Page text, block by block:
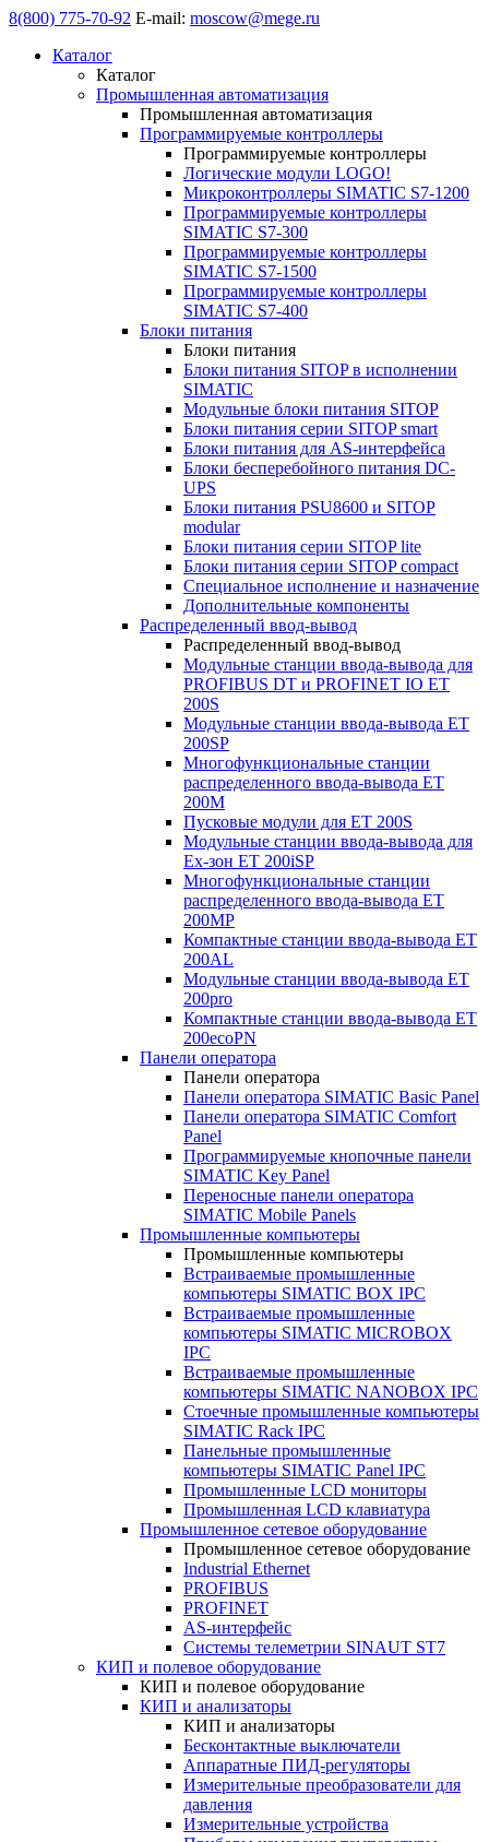
8(800) 775-70-92 E-mail: moscow@mege.ru
Каталог
Каталог
Промышленная автоматизация
Промышленная автоматизация
Программируемые контроллеры
Программируемые контроллеры
Логические модули LOGO!
Микроконтроллеры SIMATIC S7-1200
Программируемые контроллеры
SIMATIC S7-300
Программируемые контроллеры
SIMATIC S7-1500
Программируемые контроллеры
SIMATIC S7-400
Блоки питания
Блоки питания
Блоки питания SITOP в исполнении
SIMATIC
Модульные блоки питания SITOP
Блоки питания серии SITOP smart
Блоки питания для AS-интерфейса
Блоки бесперебойного питания DC-
UPS
Блоки питания PSU8600 и SITOP
modular
Блоки питания серии SITOP lite
Блоки питания серии SITOP compact
Специальное исполнение и назначение
Дополнительные компоненты
Распределенный ввод-вывод
Распределенный ввод-вывод
Модульные станции ввода-вывода для
PROFIBUS DT и PROFINET IO ET
200S
Модульные станции ввода-вывода ET
200SP
Многофункциональные станции
распределенного ввода-вывода ET
200M
Пусковые модули для ET 200S
Модульные станции ввода-вывода для
Ex-зон ET 200iSP
Многофункциональные станции
распределенного ввода-вывода ET
200MP
Компактные станции ввода-вывода ET
200AL
Модульные станции ввода-вывода ET
200pro
Компактные станции ввода-вывода ET
200ecoPN
Панели оператора
Панели оператора
Панели оператора SIMATIC Basic Panel
Панели оператора SIMATIC Comfort
Panel
Программируемые кнопочные панели
SIMATIC Key Panel
Переносные панели оператора
SIMATIC Mobile Panels
Промышленные компьютеры
Промышленные компьютеры
Встраиваемые промышленные
компьютеры SIMATIC BOX IPC
Встраиваемые промышленные
компьютеры SIMATIC MICROBOX
IPC
Встраиваемые промышленные
компьютеры SIMATIC NANOBOX IPC
Стоечные промышленные компьютеры
SIMATIC Rack IPC
Панельные промышленные
компьютеры SIMATIC Panel IPC
Промышленные LCD мониторы
Промышленная LCD клавиатура
Промышленное сетевое оборудование
Промышленное сетевое оборудование
Industrial Ethernet
PROFIBUS
PROFINET
AS-интерфейс
Системы телеметрии SINAUT ST7
КИП и полевое оборудование
КИП и полевое оборудование
КИП и анализаторы
КИП и анализаторы
Бесконтактные выключатели
Аппаратные ПИД-регуляторы
Измерительные преобразователи для
давления
Измерительные устройства